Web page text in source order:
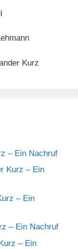
Kurz
– Ein Nachruf
Kurz – Ein
– Ein
– Ein Nachruf
– Ein